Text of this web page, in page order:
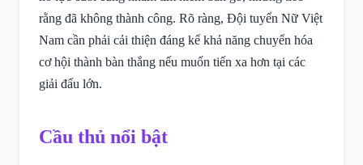
rằng đã không thành công. Rõ ràng, Đội tuyển Nữ Việt
Nam cần phải cải thiện đáng kể khả năng chuyển hóa
cơ hội thành bàn thắng nếu muốn tiến xa hơn tại các
giải đấu lớn.
Cầu thủ nổi bật